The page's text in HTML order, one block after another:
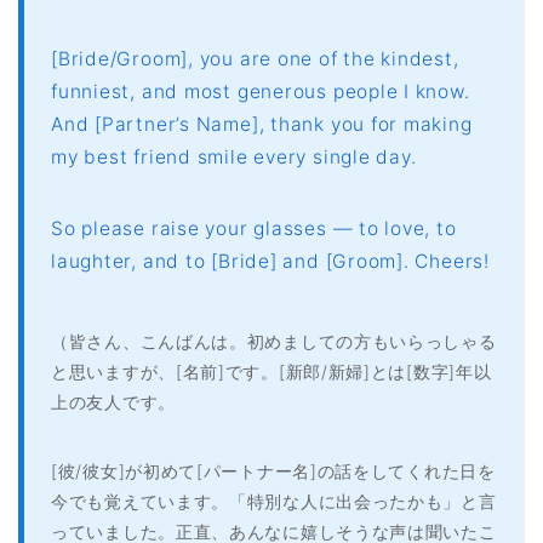
[Bride/Groom], you are one of the kindest,
funniest, and most generous people I know.
And [Partner’s Name], thank you for making
my best friend smile every single day.
So please raise your glasses — to love, to
laughter, and to [Bride] and [Groom]. Cheers!
（皆さん、こんばんは。初めましての方もいらっしゃる
と思いますが、[名前]です。[新郎/新婦]とは[数字]年以
上の友人です。
[彼/彼女]が初めて[パートナー名]の話をしてくれた日を
今でも覚えています。「特別な人に出会ったかも」と言
っていました。正直、あんなに嬉しそうな声は聞いたこ
原田高志の”ほぼ日刊”英語
学習＆大学入試英語コラム